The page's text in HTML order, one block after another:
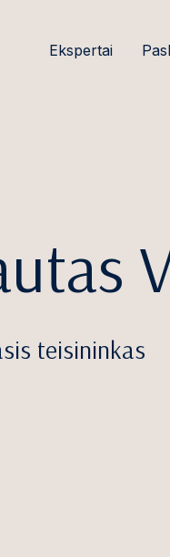
Ekspertai
teisininkas